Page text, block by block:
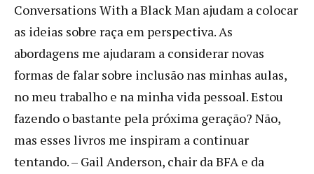
Conversations With a Black Man ajudam a colocar
as ideias sobre raça em perspectiva. As
abordagens me ajudaram a considerar novas
formas de falar sobre inclusão nas minhas aulas,
no meu trabalho e na minha vida pessoal. Estou
fazendo o bastante pela próxima geração? Não,
mas esses livros me inspiram a continuar
tentando. – Gail Anderson, chair da BFA e da